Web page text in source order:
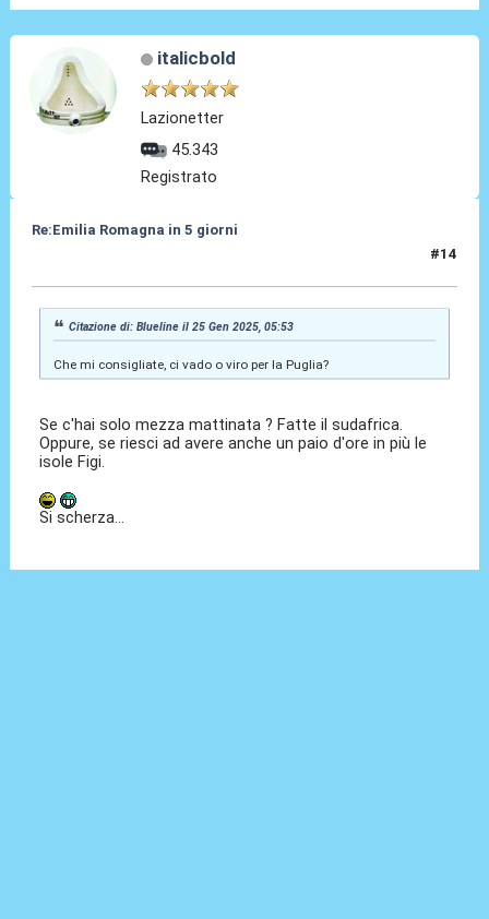
italicbold
Lazionetter
45.343
Registrato
Re:Emilia Romagna in 5 giorni
#14
Citazione di: Blueline il 25 Gen 2025, 05:53
Che mi consigliate, ci vado o viro per la Puglia?
Se c'hai solo mezza mattinata ? Fatte il sudafrica.
Oppure, se riesci ad avere anche un paio d'ore in più le
isole Figi.
Si scherza...